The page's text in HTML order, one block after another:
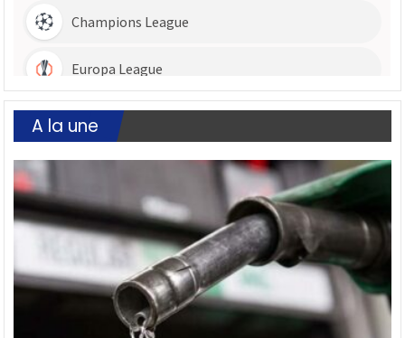
A la une